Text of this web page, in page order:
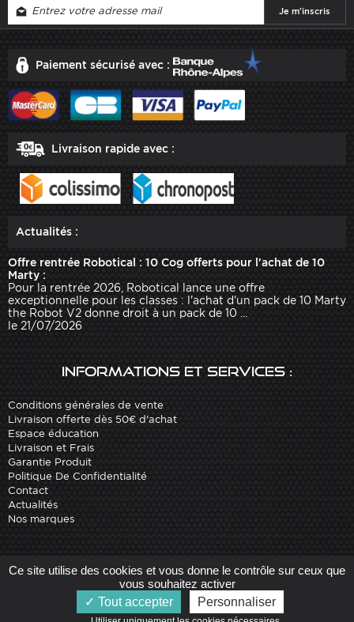
Paiement sécurisé avec :
Livraison rapide avec :
Actualités :
Offre rentrée Robotical : 10 Cog offerts pour l'achat de 10
Marty :
Pour la rentrée 2026, Robotical lance une offre
exceptionnelle pour les classes : l'achat d'un pack de 10 Marty
the Robot V2 donne droit à un pack de 10 ...
le 21/07/2026
Informations et services :
Conditions générales de vente
Livraison offerte dès 50€ d'achat
Espace éducation
Livraison et Frais
Garantie Produit
Politique De Confidentialité
Contact
Actualités
Nos marques
Site réalisé par Arobases
Copyright 2010-2023 www.robot-advance.com
Ce site utilise des cookies et vous donne le contrôle sur ceux que
vous souhaitez activer
Tout accepter
Personnaliser